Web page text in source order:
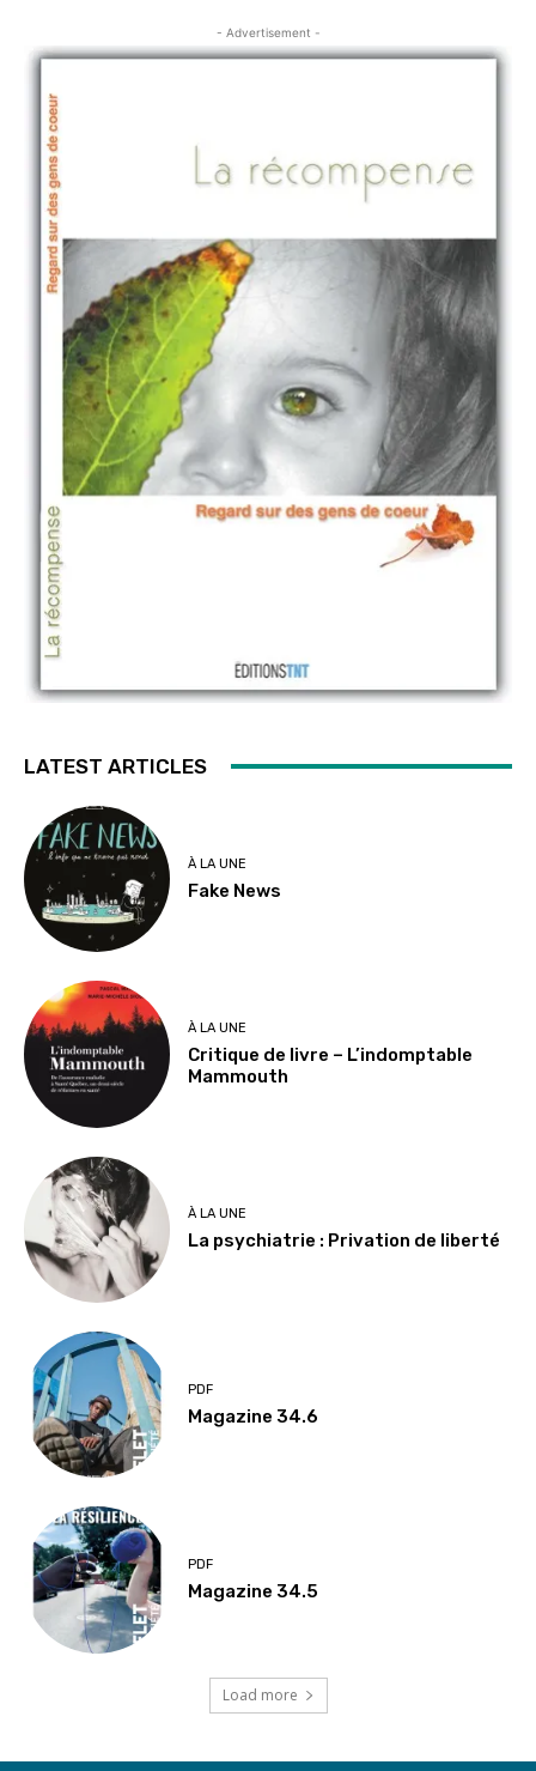
- Advertisement -
LATEST ARTICLES
À LA UNE
Fake News
À LA UNE
Critique de livre – L’indomptable
Mammouth
À LA UNE
La psychiatrie : Privation de liberté
PDF
Magazine 34.6
PDF
Magazine 34.5
Load more